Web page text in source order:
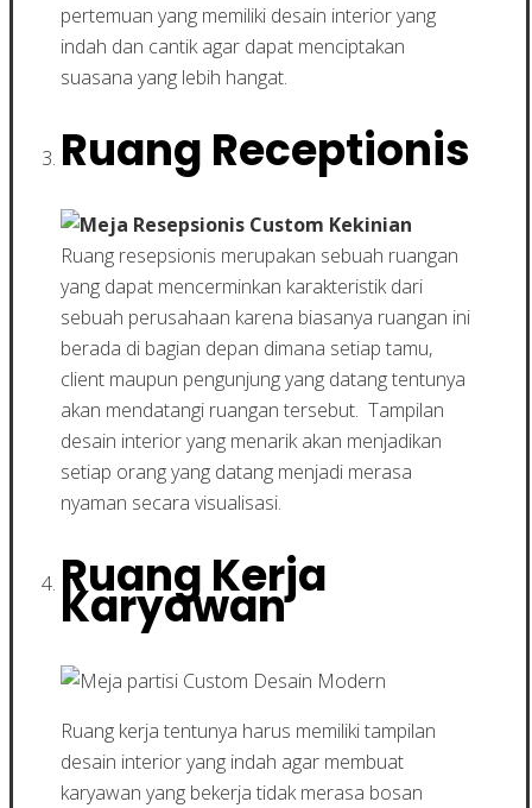
pertemuan yang memiliki desain interior yang
indah dan cantik agar dapat menciptakan
suasana yang lebih hangat.
Ruang Receptionis
Ruang resepsionis merupakan sebuah ruangan
yang dapat mencerminkan karakteristik dari
sebuah perusahaan karena biasanya ruangan ini
berada di bagian depan dimana setiap tamu,
client maupun pengunjung yang datang tentunya
akan mendatangi ruangan tersebut. Tampilan
desain interior yang menarik akan menjadikan
setiap orang yang datang menjadi merasa
nyaman secara visualisasi.
Ruang Kerja
Karyawan
Ruang kerja tentunya harus memiliki tampilan
desain interior yang indah agar membuat
karyawan yang bekerja tidak merasa bosan